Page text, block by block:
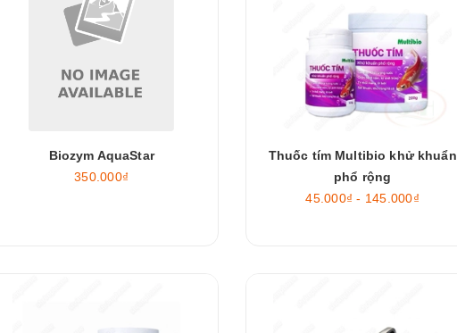
Biozym AquaStar
350.000₫
Thuốc tím Multibio khử khuẩn
phổ rộng
45.000₫ - 145.000₫